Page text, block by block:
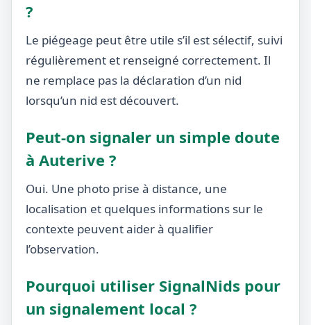
?
Le piégeage peut être utile s’il est sélectif, suivi
régulièrement et renseigné correctement. Il
ne remplace pas la déclaration d’un nid
lorsqu’un nid est découvert.
Peut-on signaler un simple doute
à Auterive ?
Oui. Une photo prise à distance, une
localisation et quelques informations sur le
contexte peuvent aider à qualifier
l’observation.
Pourquoi utiliser SignalNids pour
un signalement local ?